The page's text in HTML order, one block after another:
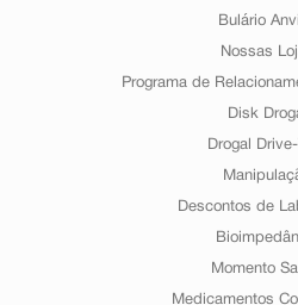
Bulário
Nossas
Programa de
Disk
Drogal
Descontos de
Momento
Medicamentos